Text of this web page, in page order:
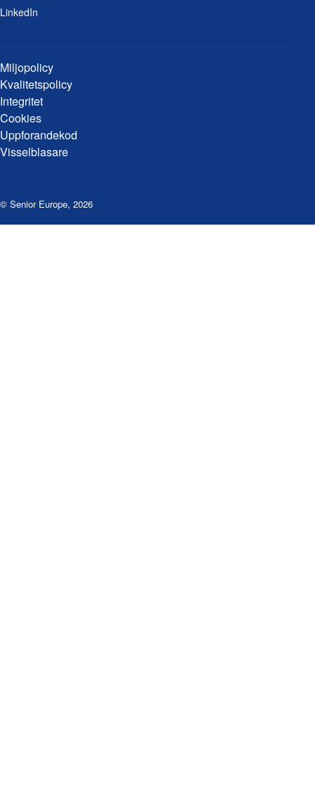
LinkedIn
Miljopolicy
Kvalitetspolicy
Integritet
Cookies
Uppforandekod
Visselblasare
© Senior Europe, 2026